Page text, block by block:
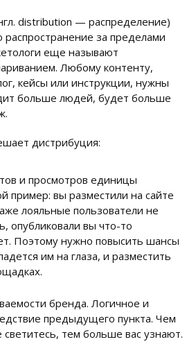
distribution — распределение)
за пределами
еще называют
Любому контенту,
кейсы или инструкции, нужны
больше людей, будет больше
дистрибуция:
и просмотров единицы
пример: вы разместили на сайте
лояльные пользователи не
опубликовали вы что-то
Поэтому нужно повысить шансы
им на глаза, и разместить
бренда. Логичное и
предыдущего пункта. Чем
тем больше вас узнают.